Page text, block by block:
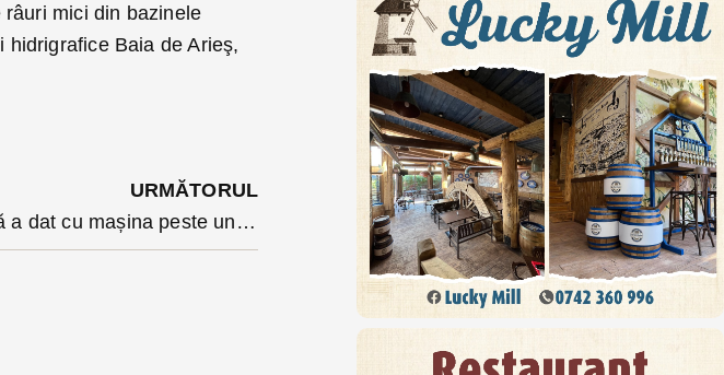
mici din bazinele
hidrigrafice Baia de Arieş,
URMĂTORUL
Dramă pe DN 17: O șoferiță a dat cu mașina peste un bărbat care încerca sa traverseze strada. Impactul i-a fost fatal acestuia